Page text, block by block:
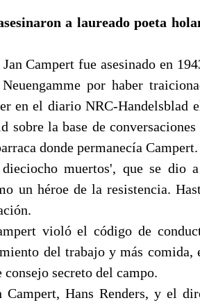
a laureado poeta
Campert fue asesinado en
por haber
en el diario NRC-Handelsblad
la base de
donde permanecía Campert.
muertos', que se dio
un héroe de la resistencia.
violó el código de
del trabajo y más comida,
secreto del campo.
Hans Renders, y el